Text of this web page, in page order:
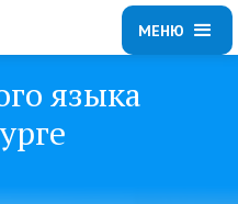
МЕНЮ
языка